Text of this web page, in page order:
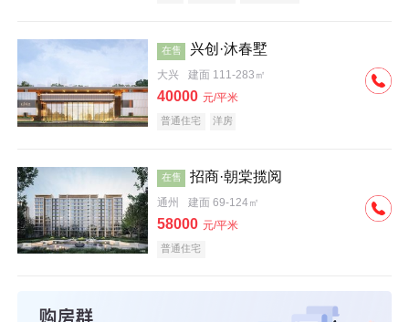
效果图 在售 兴创·沐春墅
大兴 建面 111-283㎡
40000 元/平米
普通住宅 洋房
在售 招商·朝棠揽阅
通州 建面 69-124㎡
58000 元/平米
普通住宅